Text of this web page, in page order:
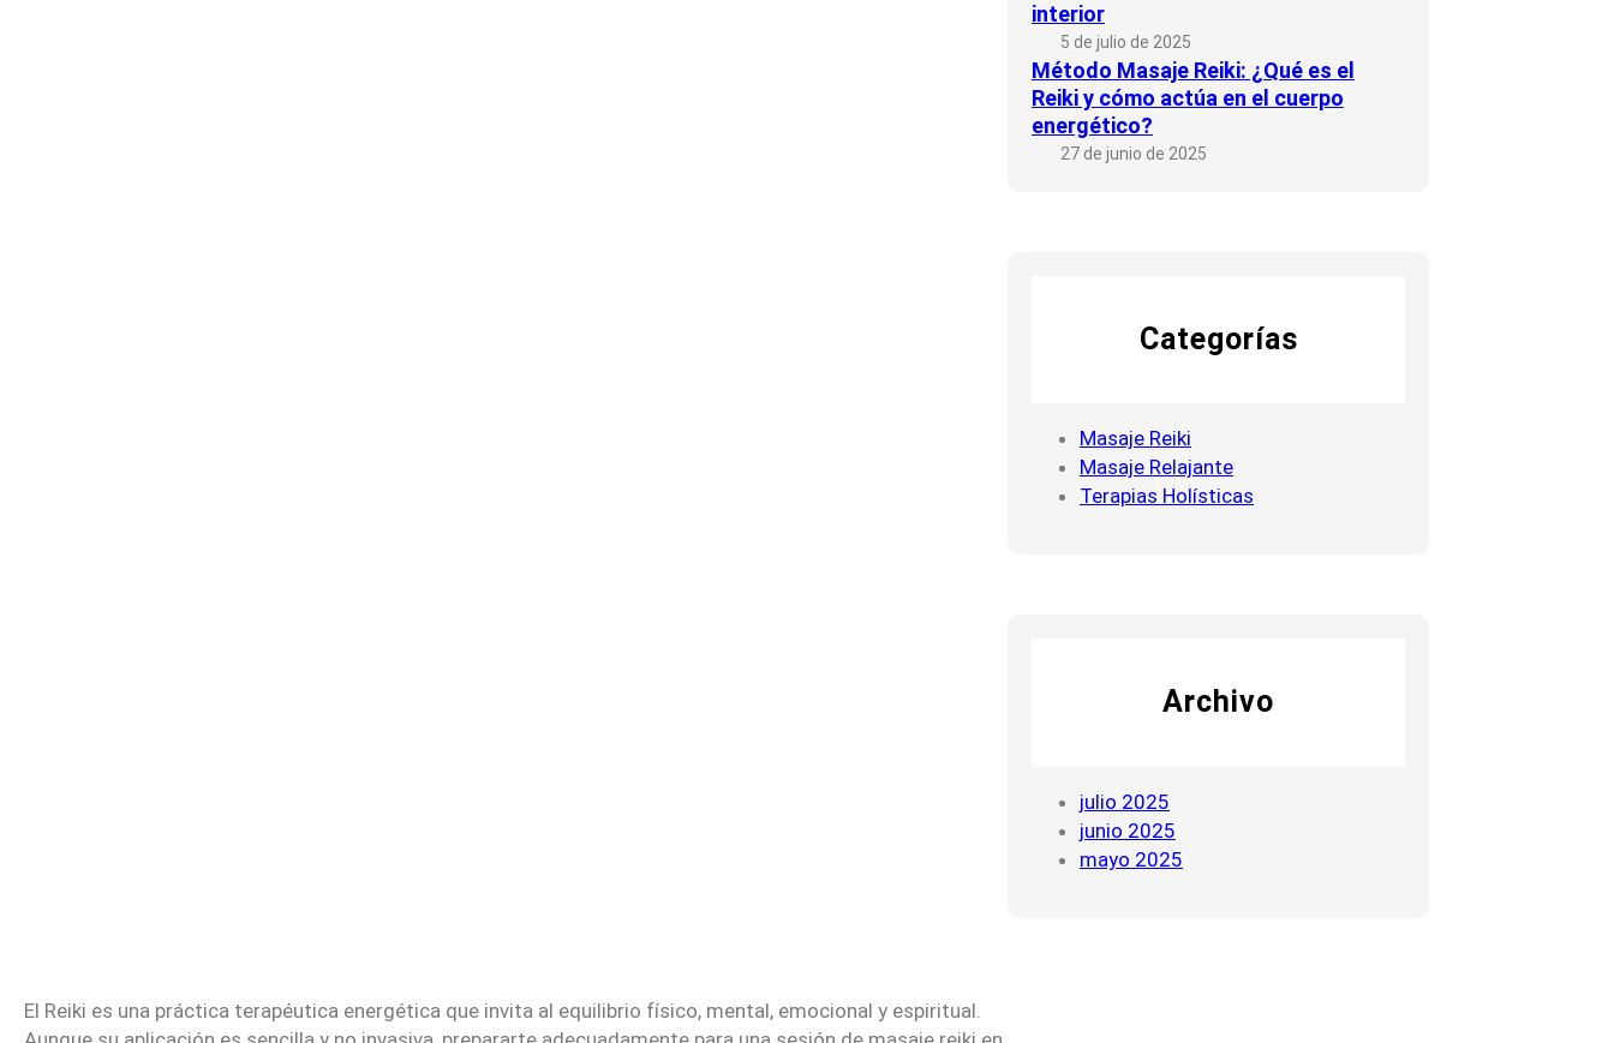
El Reiki es una práctica terapéutica energética que invita al equilibrio físico, mental, emocional y espiritual.
interior
5 de julio de 2025
Método Masaje Reiki: ¿Qué es el
Reiki y cómo actúa en el cuerpo
energético?
27 de junio de 2025
Categorías
Masaje Reiki
Masaje Relajante
Terapias Holísticas
Archivo
julio 2025
junio 2025
mayo 2025